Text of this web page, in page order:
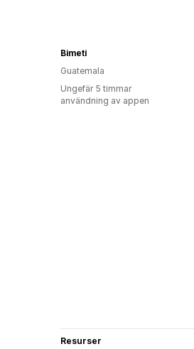
Bimeti
Guatemala
Ungefär 5 timmar
användning av appen
Resurser